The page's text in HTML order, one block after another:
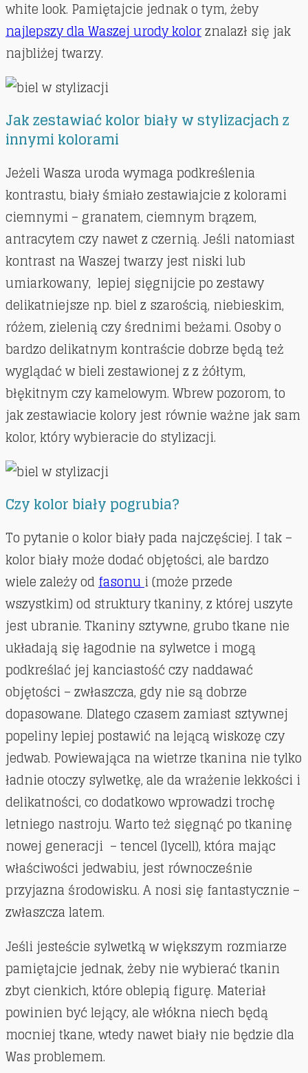
white look. Pamiętajcie jednak o tym, żeby
najlepszy dla Waszej urody kolorznalazł się jak
najbliżej twarzy.
Jak zestawiać kolor biały w stylizacjach z
innymi kolorami
Jeżeli Wasza uroda wymaga podkreślenia
kontrastu, biały śmiało zestawiajcie z kolorami
ciemnymi – granatem, ciemnym brązem,
antracytem czy nawet z czernią. Jeśli natomiast
kontrast na Waszej twarzy jest niski lub
umiarkowany, lepiej sięgnijcie po zestawy
delikatniejsze np. biel z szarością, niebieskim,
różem, zielenią czy średnimi beżami. Osoby o
bardzo delikatnym kontraście dobrze będą też
wyglądać w bieli zestawionej z z żółtym,
błękitnym czy kamelowym. Wbrew pozorom, to
jak zestawiacie kolory jest równie ważne jak sam
kolor, który wybieracie do stylizacji.
Czy kolor biały pogrubia?
To pytanie o kolor biały pada najczęściej. I tak –
kolor biały może dodać objętości, ale bardzo
wiele zależy odfasonui (może przede
wszystkim) od struktury tkaniny, z której uszyte
jest ubranie. Tkaniny sztywne, grubo tkane nie
układają się łagodnie na sylwetce i mogą
podkreślać jej kanciastość czy naddawać
objętości – zwłaszcza, gdy nie są dobrze
dopasowane. Dlatego czasem zamiast sztywnej
popeliny lepiej postawić na lejącą wiskozę czy
jedwab. Powiewająca na wietrze tkanina nie tylko
ładnie otoczy sylwetkę, ale da wrażenie lekkości i
delikatności, co dodatkowo wprowadzi trochę
letniego nastroju. Warto też sięgnąć po tkaninę
nowej generacji – tencel (lycell), która mając
właściwości jedwabiu, jest równocześnie
przyjazna środowisku. A nosi się fantastycznie –
zwłaszcza latem.
Jeśli jesteście sylwetką w większym rozmiarze
pamiętajcie jednak, żeby nie wybierać tkanin
zbyt cienkich, które oblepią figurę. Materiał
powinien być lejący, ale włókna niech będą
mocniej tkane, wtedy nawet biały nie będzie dla
Was problemem.